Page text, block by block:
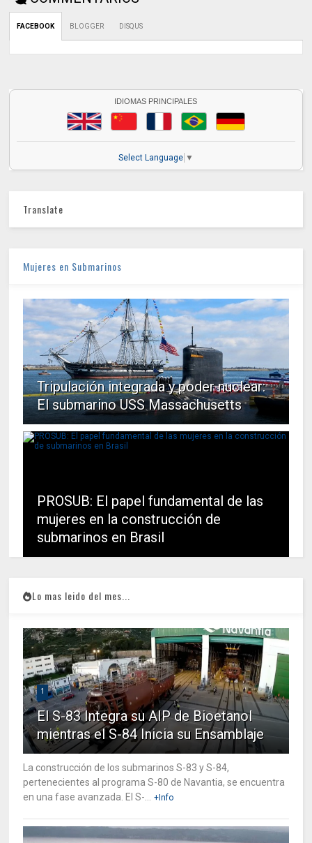
FACEBOOK BLOGGER DISQUS
IDIOMAS PRINCIPALES
Select Language ▼
Translate
Mujeres en Submarinos
Tripulación integrada y poder nuclear:
El submarino USS Massachusetts
PROSUB: El papel fundamental de las
mujeres en la construcción de
submarinos en Brasil
Lo mas leido del mes...
1
El S-83 Integra su AIP de Bioetanol
mientras el S-84 Inicia su Ensamblaje
La construcción de los submarinos S-83 y S-84,
pertenecientes al programa S-80 de Navantia, se encuentra
en una fase avanzada. El S-...
+Info